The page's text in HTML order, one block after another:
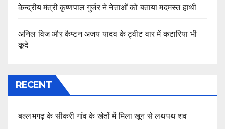
केन्द्रीय मंत्री कृष्णपाल गुर्जर ने नेताओं को बताया मदमस्त हाथी
अनिल विज औऱ कैप्टन अजय यादव के ट्वीट वार में कटारिया भी
कूदे
RECENT
बल्लभगढ़ के सीकरी गांव के खेतों में मिला खून से लथपथ शव